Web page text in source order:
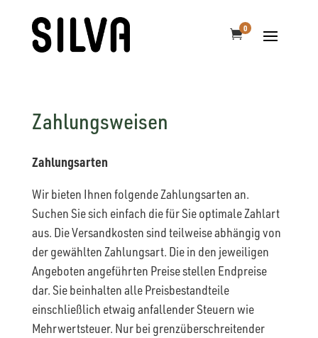
0
Zahlungsweisen
Zahlungsarten
Wir bieten Ihnen folgende Zahlungsarten an.
Suchen Sie sich einfach die für Sie optimale Zahlart
aus. Die Versandkosten sind teilweise abhängig von
der gewählten Zahlungsart. Die in den jeweiligen
Angeboten angeführten Preise stellen Endpreise
dar. Sie beinhalten alle Preisbestandteile
einschließlich etwaig anfallender Steuern wie
Mehrwertsteuer. Nur bei grenzüberschreitender